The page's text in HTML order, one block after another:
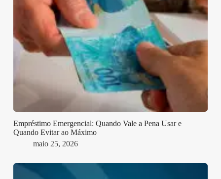
Empréstimo Emergencial: Quando Vale a Pena Usar e
Quando Evitar ao Máximo
maio 25, 2026